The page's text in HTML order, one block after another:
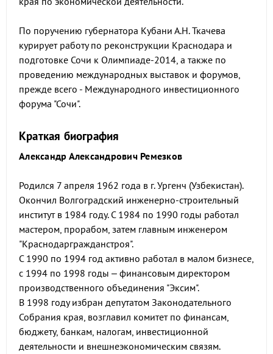
По поручению губернатора Кубани А.Н. Ткачева
курирует работу по реконструкции Краснодара и
подготовке Сочи к Олимпиаде-2014, а также по
проведению международных выставок и форумов,
прежде всего - Международного инвестиционного
форума "Сочи".
Краткая биография
Александр Александрович Ремезков
Родился 7 апреля 1962 года в г. Ургенч (Узбекистан).
Окончил Волгоградский инженерно-строительный
институт в 1984 году. С 1984 по 1990 годы работал
мастером, прорабом, затем главным инженером
"Краснодаргражданстроя".
С 1990 по 1994 год активно работал в малом бизнесе,
с 1994 по 1998 годы – финансовым директором
производственного объединения "Эксим".
В 1998 году избран депутатом Законодательного
Собрания края, возглавил комитет по финансам,
бюджету, банкам, налогам, инвестиционной
деятельности и внешнеэкономическим связям.